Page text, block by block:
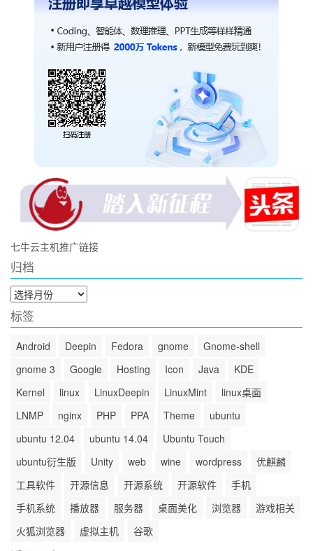
七牛云主机推广链接
归档
归
档
标签
Android Deepin Fedora gnome
Gnome-shell
gnome 3
Google Hosting Icon Java
KDE
Kernel
linux LinuxDeepin LinuxMint
linux桌面
LNMP
nginx PHP PPA Theme
ubuntu
ubuntu 12.04
ubuntu 14.04
Ubuntu Touch
ubuntu衍生版
Unity web wine wordpress
优麒麟
工具软件
开源信息 开源系统 开源软件
手机
手机系统
播放器 服务器 桌面美化 浏览器
游戏相关
火狐浏览器
虚拟主机 谷歌